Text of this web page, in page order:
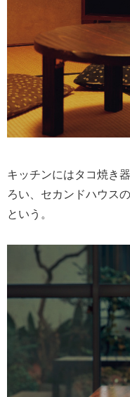
キッチンにはタコ焼き
ろい、セカンドハウス
という。